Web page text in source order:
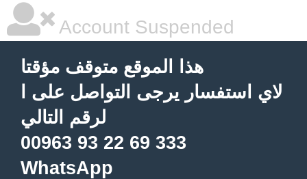
Account Suspended
هذا الموقع متوقف مؤقتا
لاي استفسار يرجى التواصل على ا
لرقم التالي
00963 93 22 69 333
WhatsApp